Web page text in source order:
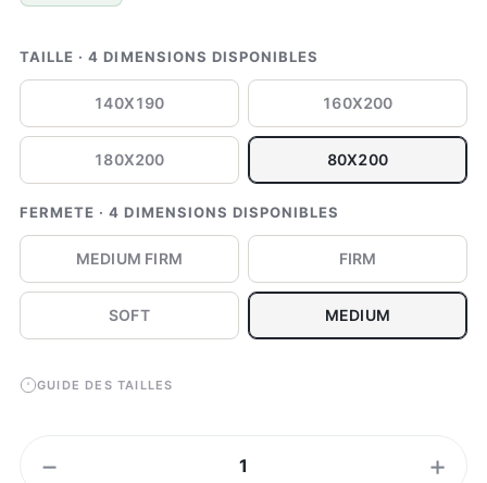
TAILLE · 4 DIMENSIONS DISPONIBLES
140X190 160X200
180X200 80X200
FERMETE · 4 DIMENSIONS DISPONIBLES
MEDIUM FIRM FIRM
SOFT MEDIUM
GUIDE DES TAILLES
− 1 +